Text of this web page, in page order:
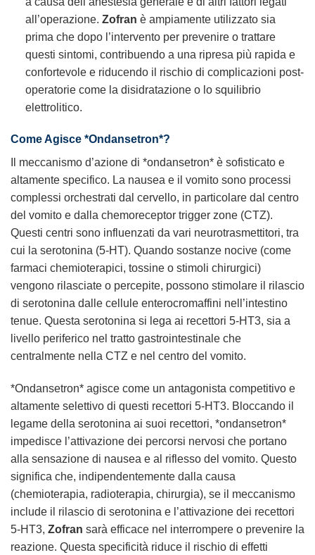
all’operazione. Zofran è ampiamente utilizzato sia
prima che dopo l’intervento per prevenire o trattare
questi sintomi, contribuendo a una ripresa più rapida e
confortevole e riducendo il rischio di complicazioni post-
operatorie come la disidratazione o lo squilibrio
elettrolitico.
Come Agisce *Ondansetron*?
Il meccanismo d’azione di *ondansetron* è sofisticato e
altamente specifico. La nausea e il vomito sono processi
complessi orchestrati dal cervello, in particolare dal centro
del vomito e dalla chemoreceptor trigger zone (CTZ).
Questi centri sono influenzati da vari neurotrasmettitori, tra
cui la serotonina (5-HT). Quando sostanze nocive (come
farmaci chemioterapici, tossine o stimoli chirurgici)
vengono rilasciate o percepite, possono stimolare il rilascio
di serotonina dalle cellule enterocromaffini nell’intestino
tenue. Questa serotonina si lega ai recettori 5-HT3, sia a
livello periferico nel tratto gastrointestinale che
centralmente nella CTZ e nel centro del vomito.
*Ondansetron* agisce come un antagonista competitivo e
altamente selettivo di questi recettori 5-HT3. Bloccando il
legame della serotonina ai suoi recettori, *ondansetron*
impedisce l’attivazione dei percorsi nervosi che portano
alla sensazione di nausea e al riflesso del vomito. Questo
significa che, indipendentemente dalla causa
(chemioterapia, radioterapia, chirurgia), se il meccanismo
include il rilascio di serotonina e l’attivazione dei recettori
5-HT3, Zofran sarà efficace nel interrompere o prevenire la
reazione. Questa specificità riduce il rischio di effetti